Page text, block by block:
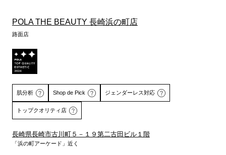
POLA THE BEAUTY 長崎浜の町店
路面店
肌分析 Shop de Pick ジェンダーレス対応
トップクオリティ店
長崎県長崎市古川町５－１９第二古田ビル１階
「浜の町アーケード」近く